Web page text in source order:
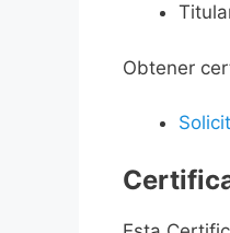
Obtener